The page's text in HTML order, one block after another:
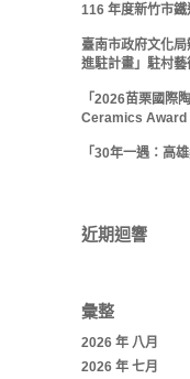
116 年度新竹市
臺南市政府文化
進駐計畫」駐村
「2026苗栗國際
Ceramics Award
「30年一遇：高
近期迴響
彙整
2026 年 八月
2026 年 七月